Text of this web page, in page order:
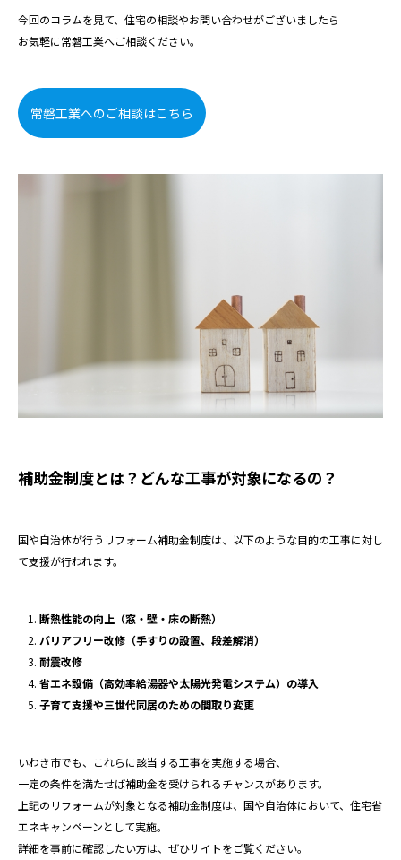
今回のコラムを見て、住宅の相談やお問い合わせがございましたら
お気軽に常磐工業へご相談ください。
常磐工業へのご相談はこちら
補助金制度とは？どんな工事が対象になるの？
国や自治体が行うリフォーム補助金制度は、以下のような目的の工事に対し
て支援が行われます。
断熱性能の向上（窓・壁・床の断熱）
バリアフリー改修（手すりの設置、段差解消）
耐震改修
省エネ設備（高効率給湯器や太陽光発電システム）の導入
子育て支援や三世代同居のための間取り変更
いわき市でも、これらに該当する工事を実施する場合、
一定の条件を満たせば補助金を受けられるチャンスがあります。
上記のリフォームが対象となる補助金制度は、国や自治体において、住宅省
エネキャンペーンとして実施。
詳細を事前に確認したい方は、ぜひサイトをご覧ください。